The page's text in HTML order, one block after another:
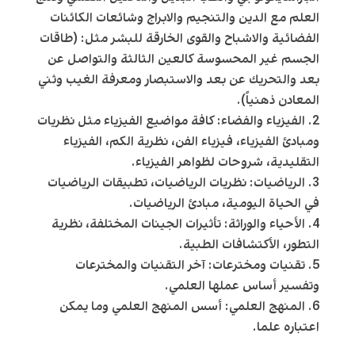
العلم مع الدين والتنجيم والابراج وشائعات الكائنات
الفضائية والاشباح والقوى الخارقة للبشر مثل: (طاقات
الجسم غير المحسوسة كالعين الثالثة والتواصل عن
بعد والتحريك عن بعد والاستبصار ومعرفة الغيب وثني
المعادن ذهنياً).
الفيزياء والفضاء: كافة مواضيع الفيزياء مثل نظريات
ومبادئ الفيزياء، فيزياء الفن، نظرية الكم، الفيزياء
التقليدية، شروحات لظواهر الفيزياء.
الرياضيات: نظريات الرياضيات، تطبيقات الرياضيات
في الحياة اليومية، مبادئ الرياضيات.
الأحياء والوراثة: تأثيرات الجينات المختلفة، نظرية
التطور، الأكتشافات الطبية.
تقنيات ومخترعات: آخر التقنيات والمخترعات
وتفسير أساس عملها العلمي.
المنهج العلمي: أسس المنهج العلمي وما يمكن
اعتباره علما.